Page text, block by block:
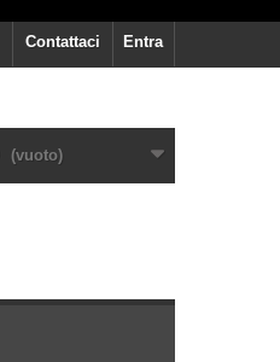
Entra
Contattaci
(vuoto)